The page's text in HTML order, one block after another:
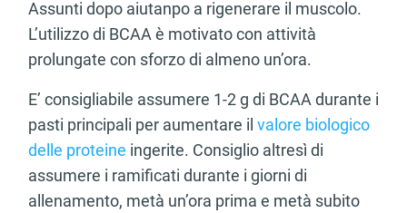
Assunti dopo aiutanpo a rigenerare il muscolo.
L’utilizzo di BCAA è motivato con attività
prolungate con sforzo di almeno un’ora.
E’ consigliabile assumere 1-2 g di BCAA durante i
pasti principali per aumentare il valore biologico
delle proteine ingerite. Consiglio altresì di
assumere i ramificati durante i giorni di
allenamento, metà un’ora prima e metà subito